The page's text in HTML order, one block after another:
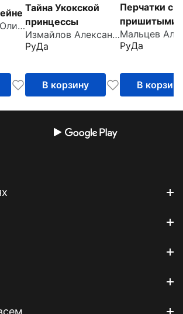
Вознесенская Юлия Николаевна
Тайна Укокской
принцессы
Измайлов Александр
РуДа
В корзину
Перчатки с
пришитыми
пальцами
РуДа
В корзину